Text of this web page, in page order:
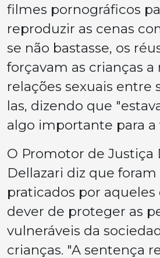
filmes pornográficos
reproduzir as cenas
se não bastasse, os
forçavam as crianças
relações sexuais entre
las, dizendo que
algo importante para a
O Promotor de Justiça
Dellazari diz que
praticados por
dever de proteger as
vulneráveis da
crianças. "A sentença